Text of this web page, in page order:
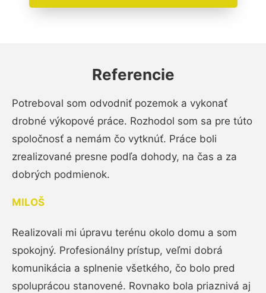
Referencie
Potreboval som odvodniť pozemok a vykonať
drobné výkopové práce. Rozhodol som sa pre túto
spoločnosť a nemám čo vytknúť. Práce boli
zrealizované presne podľa dohody, na čas a za
dobrých podmienok.
MILOŠ
Realizovali mi úpravu terénu okolo domu a som
spokojný. Profesionálny prístup, veľmi dobrá
komunikácia a splnenie všetkého, čo bolo pred
spoluprácou stanovené. Rovnako bola priaznivá aj